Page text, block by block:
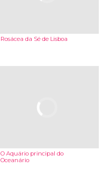
Rosácea da Sé de Lisboa
O Aquário principal do
Oceanário